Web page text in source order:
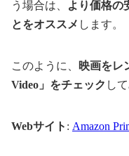
う場合は、
より価格の
とをオススメ します。
このように、
映画をレ
Video」をチェック し
Webサイト : Amazon